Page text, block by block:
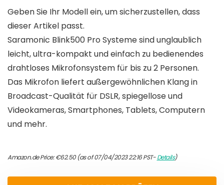
Geben Sie Ihr Modell ein, um sicherzustellen, dass
dieser Artikel passt.
Saramonic Blink500 Pro Systeme sind unglaublich
leicht, ultra-kompakt und einfach zu bedienendes
drahtloses Mikrofonsystem für bis zu 2 Personen.
Das Mikrofon liefert außergewöhnlichen Klang in
Broadcast-Qualität für DSLR, spiegellose und
Videokameras, Smartphones, Tablets, Computern
und mehr.
Amazon.de Price:€62.50(as of 07/04/2023 22:16 PST-Details)